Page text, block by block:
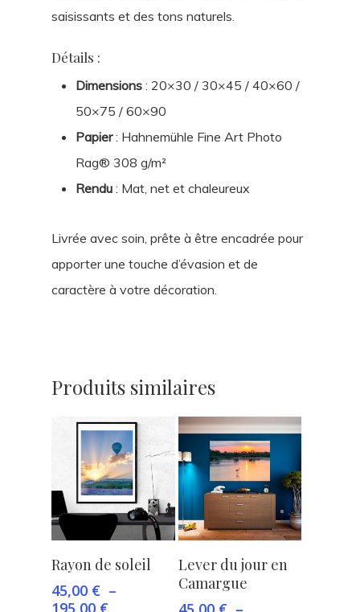
saisissants et des tons naturels.
Détails :
Dimensions : 20×30 / 30×45 / 40×60 /
50×75 / 60×90
Papier: Hahnemühle Fine Art Photo
Rag® 308 g/m²
Rendu : Mat, net et chaleureux
Livrée avec soin, prête à être encadrée pour
apporter une touche d’évasion et de
caractère à votre décoration.
Produits similaires
Choix des
Rayon de soleil
45,00 € –
195,00 €Plage
Choix des
options
Lever du jour en
Camargue